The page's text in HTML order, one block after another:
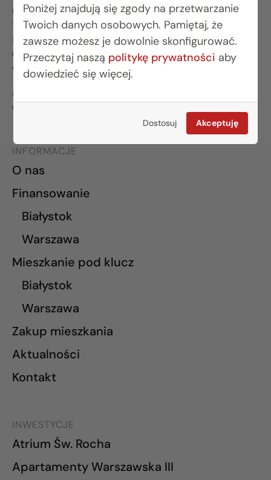
Poniżej znajdują się zgody na przetwarzanie
Twoich danych osobowych. Pamiętaj, że
zawsze możesz je dowolnie skonfigurować.
Przeczytaj naszą politykę prywatności aby
dowiedzieć się więcej.
Dostosuj Akceptuję
ul. Legionowa 28 lok. 202
15-281 Białystok
BIURO WARSZAWA
(22) 642 03 55
warszawa@rogowskidevelopment.pl
al. Wilanowska 67E lok. U5
02-765 Warszawa
INFORMACJE
O nas
Finansowanie
Białystok
Warszawa
Mieszkanie pod klucz
Białystok
Warszawa
Zakup mieszkania
Aktualności
Kontakt
INWESTYCJE
Atrium Św. Rocha
Apartamenty Warszawska III